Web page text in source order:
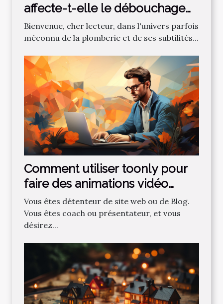
affecte-t-elle le débouchage
des canalisations?
Bienvenue, cher lecteur, dans l'univers parfois
méconnu de la plomberie et de ses subtilités...
Comment utiliser toonly pour
faire des animations vidéo
professionnelles ?
Vous êtes détenteur de site web ou de Blog.
Vous êtes coach ou présentateur, et vous
désirez...